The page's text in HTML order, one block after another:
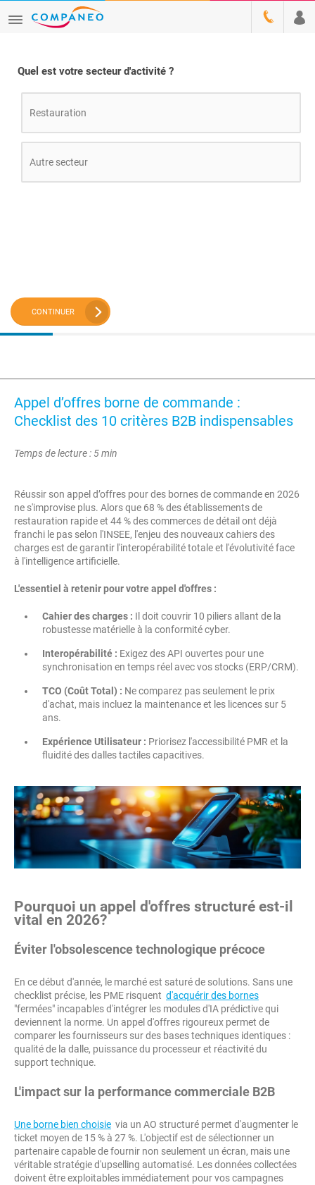
Quel est votre secteur d'activité ?
Restauration
Autre secteur
CONTINUER
Appel d’offres borne de commande :
Checklist des 10 critères B2B indispensables
Temps de lecture : 5 min
Réussir son appel d’offres pour des bornes de commande en 2026
ne s'improvise plus. Alors que 68 % des établissements de
restauration rapide et 44 % des commerces de détail ont déjà
franchi le pas selon l'INSEE, l'enjeu des nouveaux cahiers des
charges est de garantir l'interopérabilité totale et l'évolutivité face
à l'intelligence artificielle.
L'essentiel à retenir pour votre appel d'offres :
Cahier des charges : Il doit couvrir 10 piliers allant de la
robustesse matérielle à la conformité cyber.
Interopérabilité : Exigez des API ouvertes pour une
synchronisation en temps réel avec vos stocks (ERP/CRM).
TCO (Coût Total) : Ne comparez pas seulement le prix
d'achat, mais incluez la maintenance et les licences sur 5
ans.
Expérience Utilisateur : Priorisez l'accessibilité PMR et la
fluidité des dalles tactiles capacitives.
Pourquoi un appel d'offres structuré est-il
vital en 2026?
Éviter l'obsolescence technologique précoce
En ce début d'année, le marché est saturé de solutions. Sans une
checklist précise, les PME risquent d'acquérir des bornes
"fermées" incapables d'intégrer les modules d'IA prédictive qui
deviennent la norme. Un appel d'offres rigoureux permet de
comparer les fournisseurs sur des bases techniques identiques :
qualité de la dalle, puissance du processeur et réactivité du
support technique.
L'impact sur la performance commerciale B2B
Une borne bien choisie via un AO structuré permet d'augmenter le
ticket moyen de 15 % à 27 %. L'objectif est de sélectionner un
partenaire capable de fournir non seulement un écran, mais une
véritable stratégie d'upselling automatisé. Les données collectées
doivent être exploitables immédiatement pour vos campagnes